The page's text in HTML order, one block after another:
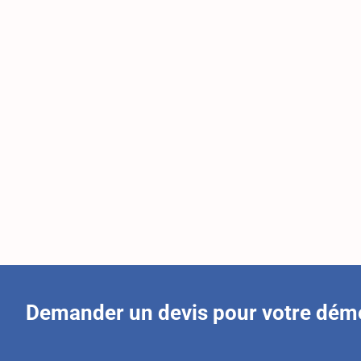
Demander un devis pour votre